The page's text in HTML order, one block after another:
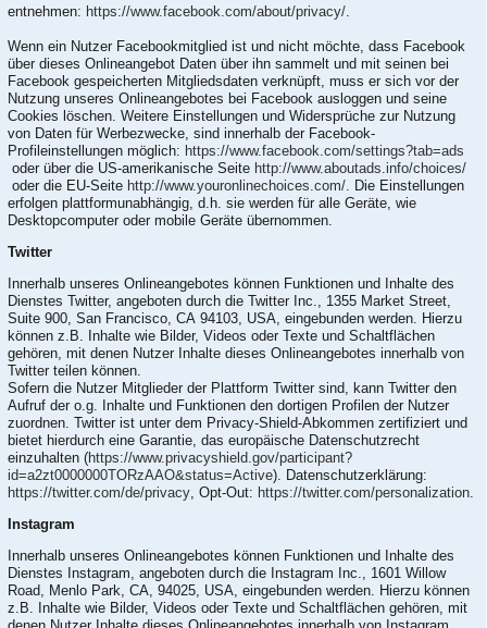
entnehmen: https://www.facebook.com/about/privacy/
Wenn ein Nutzer Facebookmitglied ist und nicht möchte, dass Facebook
über dieses Onlineangebot Daten über ihn sammelt und mit seinen bei
Facebook gespeicherten Mitgliedsdaten verknüpft, muss er sich vor der
Nutzung unseres Onlineangebotes bei Facebook ausloggen und seine
Cookies löschen. Weitere Einstellungen und Widersprüche zur Nutzung
von Daten für Werbezwecke, sind innerhalb der Facebook-
Profileinstellungen möglich: https://www.facebook.com/settings?tab=ads
oder über die US-amerikanische Seite http://www.aboutads.info/choices/
oder die EU-Seite http://www.youronlinechoices.com/ . Die Einstellungen
erfolgen plattformunabhängig, d.h. sie werden für alle Geräte, wie
Desktopcomputer oder mobile Geräte übernommen.
Twitter
Innerhalb unseres Onlineangebotes können Funktionen und Inhalte des
Dienstes Twitter, angeboten durch die Twitter Inc., 1355 Market Street,
Suite 900, San Francisco, CA 94103, USA, eingebunden werden. Hierzu
können z.B. Inhalte wie Bilder, Videos oder Texte und Schaltflächen
gehören, mit denen Nutzer Inhalte dieses Onlineangebotes innerhalb von
Twitter teilen können.
Sofern die Nutzer Mitglieder der Plattform Twitter sind, kann Twitter den
Aufruf der o.g. Inhalte und Funktionen den dortigen Profilen der Nutzer
zuordnen. Twitter ist unter dem Privacy-Shield-Abkommen zertifiziert und
bietet hierdurch eine Garantie, das europäische Datenschutzrecht
einzuhalten (https://www.privacyshield.gov/participant?
id=a2zt0000000TORzAAO&status=Active). Datenschutzerklärung:
https://twitter.com/de/privacy , Opt-Out: https://twitter.com/personalization
Instagram
Innerhalb unseres Onlineangebotes können Funktionen und Inhalte des
Dienstes Instagram, angeboten durch die Instagram Inc., 1601 Willow
Road, Menlo Park, CA, 94025, USA, eingebunden werden. Hierzu können
z.B. Inhalte wie Bilder, Videos oder Texte und Schaltflächen gehören, mit